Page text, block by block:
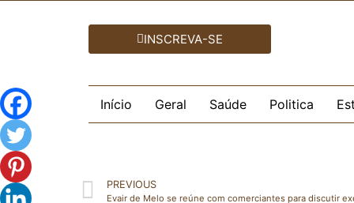
INSCREVA-SE
Início Geral Saúde Politica
PREVIOUS